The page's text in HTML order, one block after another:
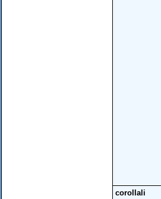
corollali